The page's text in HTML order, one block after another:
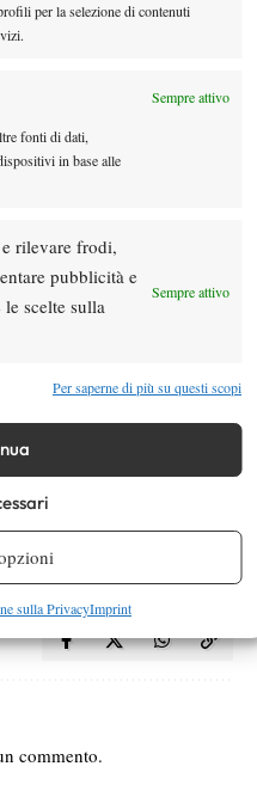
per la selezione di contenuti
Sempre attivo
fonti di dati,
in base alle
rilevare frodi,
pubblicità e
scelte sulla
Sempre attivo
Per saperne di più su questi scopi
sulla PrivacyImprint
sono felice di averlo
rispondeva molto bene, il
mi aspettavo di dover
quindi con il nostro coach
Petr Pala : “Chiudere in due
perchè stava diventando un
che mentalmente. Siamo già
i successi in Fed
la Germania, speriamo di
commento.